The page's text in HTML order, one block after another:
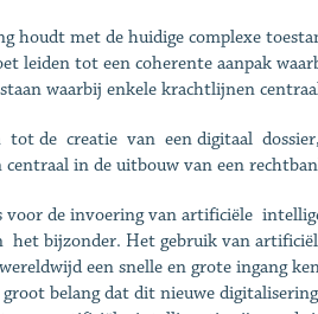
houdt met de huidige complexe
leiden tot een coherente aanpak
waarbij enkele krachtlijnen
de creatie van een digitaal
in de uitbouw van een
voor de invoering van artificiële
bijzonder. Het gebruik van
een snelle en grote ingang
belang dat dit nieuwe